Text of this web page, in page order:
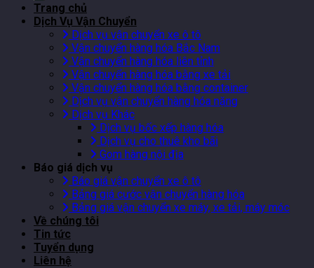
Trang chủ
Dịch Vụ Vận Chuyển
Dịch vụ vận chuyển xe ô tô
Vận chuyển hàng hóa Bắc Nam
Vận chuyển hàng hóa liên tỉnh
Vận chuyển hàng hóa bằng xe tải
Vận chuyển hàng hóa bằng container
Dịch vụ vận chuyển hàng hóa nặng
Dịch vụ Khác
Dịch vụ bốc xếp hàng hóa
Dịch vụ cho thuê kho bãi
Gom hàng nội địa
Báo giá dịch vụ
Báo giá vận chuyển xe ô tô
Bảng giá cước vận chuyển hàng hóa
Bảng giá vận chuyển xe máy, xe tải, máy móc
Về chúng tôi
Tin tức
Tuyển dụng
Liên hệ